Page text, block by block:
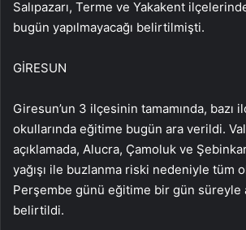
Salıpazarı, Terme ve Yakakent
bugün yapılmayacağı belirtilmişti.
GİRESUN
Giresun’un 3 ilçesinin tamamında, bazı
okullarında eğitime bugün ara verildi.
açıklamada, Alucra, Çamoluk ve
yağışı ile buzlanma riski nedeniyle tüm
Perşembe günü eğitime bir gün süreyle
belirtildi.